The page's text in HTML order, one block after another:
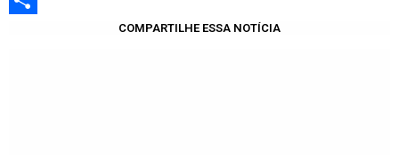
COMPARTILHE ESSA NOTÍCIA